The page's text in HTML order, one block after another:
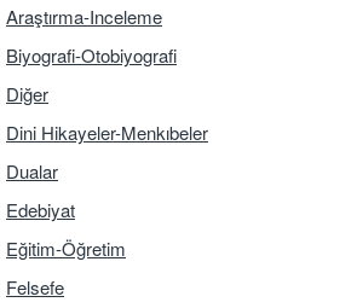
Araştırma-Inceleme
Biyografi-Otobiyografi
Diğer
Dini Hikayeler-Menkıbeler
Dualar
Edebiyat
Eğitim-Öğretim
Felsefe